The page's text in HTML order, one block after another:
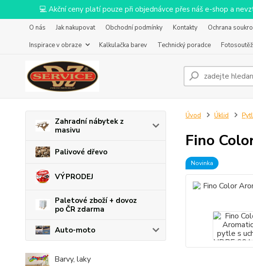
💻 Akční ceny platí pouze při objednávce přes náš e-shop a
O nás Jak nakupovat Obchodní podmínky Kontakty Ochrana
Inspirace v obraze
Kalkulačka barev Technický poradce Fotosoutěž
Zahradní nábytek z
masivu
Palivové dřevo
VÝPRODEJ
Paletové zboží + dovoz
po ČR zdarma
Auto-moto
Barvy, laky
Úvod Úklid
Fino
Novinka